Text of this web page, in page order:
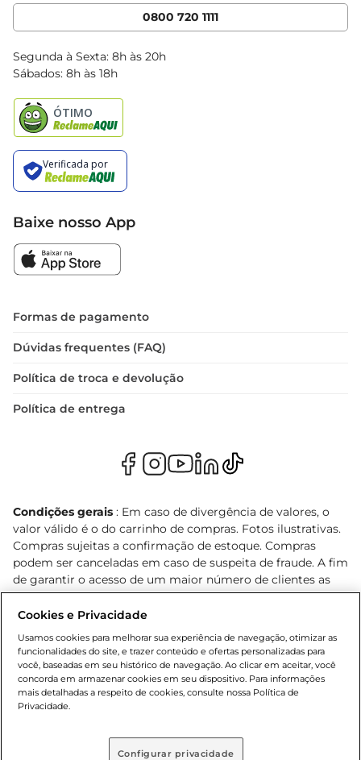
Cencosud Media
Clube Bretas
Blog Bretas
Black Friday
0800 720 1111
Segunda à Sexta: 8h às 20h
Sábados: 8h às 18h
Baixe nosso App
Formas de pagamento
Dúvidas frequentes (FAQ)
Política de troca e devolução
Política de entrega
Condições gerais : Em caso de divergência de valores, o
valor válido é o do carrinho de compras. Fotos ilustrativas.
Compras sujeitas a confirmação de estoque. Compras
podem ser canceladas em caso de suspeita de fraude. A fim
de garantir o acesso de um maior número de clientes as
nossas promoções, a compra de produtos com preços
promocionais poderá ter sua quantidade limitada por
cliente. Os preços, ofertas e condições são exclusivos para
o e-commerce e válidos durante o dia de hoje, podendo
sofrer alterações sem prévia notificação. Proibida a venda
de bebidas alcoólicas para menores de 18 anos, conforme
Lei n.º 8069/90, art. 81, inciso II (Estatuto da Criança e do
prévio. O valor mínimo para as compras on-line é de R$
Cookies e Privacidade
Usamos cookies para melhorar sua experiência de navegação, otimizar as
funcionalidades do site, e trazer conteúdo e ofertas personalizadas para
você, baseadas em seu histórico de navegação. Ao clicar em aceitar, você
concorda em armazenar cookies em seu dispositivo. Para informações
mais detalhadas a respeito de cookies, consulte nossa Política de
Privacidade.
Configurar privacidade